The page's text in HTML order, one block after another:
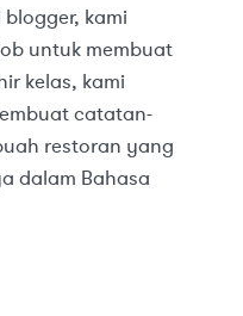
kami
untuk membuat
kelas, kami
catatan-
restoran yang
dalam Bahasa